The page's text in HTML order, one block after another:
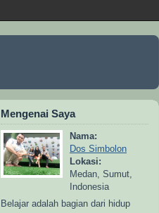
Mengenai Saya
Nama:
Dos Simbolon
Lokasi:
Medan, Sumut,
Indonesia
Belajar adalah bagian dari hidup